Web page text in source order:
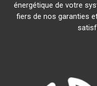
énergétique de votre
fiers de nos garanties